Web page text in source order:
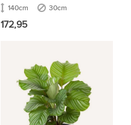
140cm 30cm
172,95